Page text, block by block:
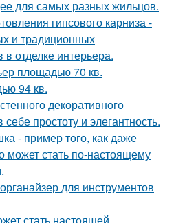
для самых разных жильцов.
гипсового карниза -
и традиционных
отделке интерьера.
площадью 70 кв.
94 кв.
декоративного
простоту и элегантность.
- пример того, как даже
может стать по-настоящему
для инструментов